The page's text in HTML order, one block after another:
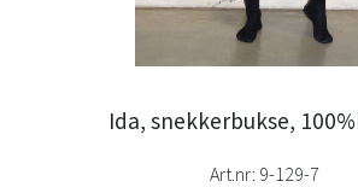
Ida, snekkerbukse,
Art.nr: 9-129-7